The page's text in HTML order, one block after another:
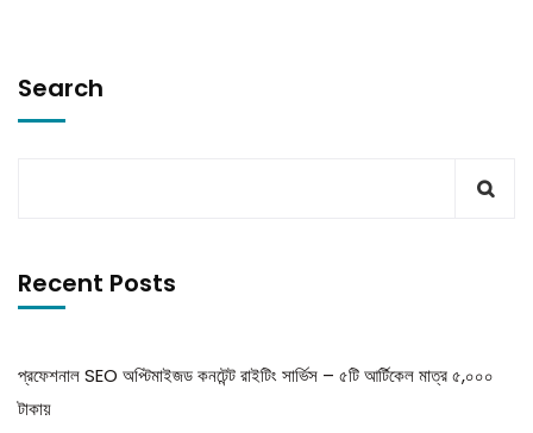
Search
Recent Posts
প্রফেশনাল SEO অপ্টিমাইজড কনটেন্ট রাইটিং সার্ভিস – ৫টি আর্টিকেল মাত্র ৫,০০০
টাকায়